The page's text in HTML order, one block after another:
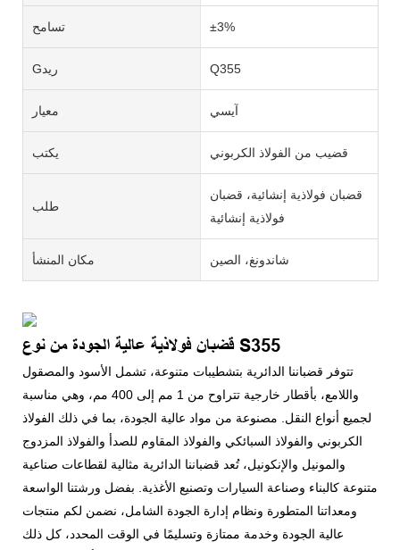
تسامح ±3%
Gريد Q355
معيار آيسي
يكتب قضيب من الفولاذ الكربوني
طلب
قضبان فولاذية إنشائية، قضبان
فولاذية إنشائية
مكان المنشأ شاندونغ، الصين
قضبان فولاذية عالية الجودة من نوع S355
تتوفر قضباننا الدائرية بتشطيبات متنوعة، تشمل الأسود والمصقول
واللامع، بأقطار خارجية تتراوح من 1 مم إلى 400 مم، وهي مناسبة
لجميع أنواع النقل. مصنوعة من مواد عالية الجودة، بما في ذلك الفولاذ
الكربوني والفولاذ السبائكي والفولاذ المقاوم للصدأ والفولاذ المزدوج
والمونيل والإنكونيل، تُعد قضباننا الدائرية مثالية لقطاعات صناعية
متنوعة كالبناء وصناعة السيارات وتصنيع الأغذية. بفضل ورشتنا الواسعة
ومعداتنا المتطورة ونظام إدارة الجودة الشامل، نضمن لكم منتجات
عالية الجودة وخدمة ممتازة وتسليمًا في الوقت المحدد، كل ذلك